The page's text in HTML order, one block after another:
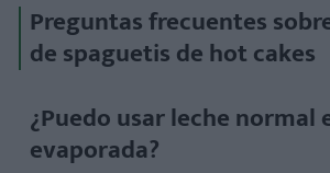
Preguntas frecuentes
de spaguetis de hot cakes
¿Puedo usar leche normal
evaporada?